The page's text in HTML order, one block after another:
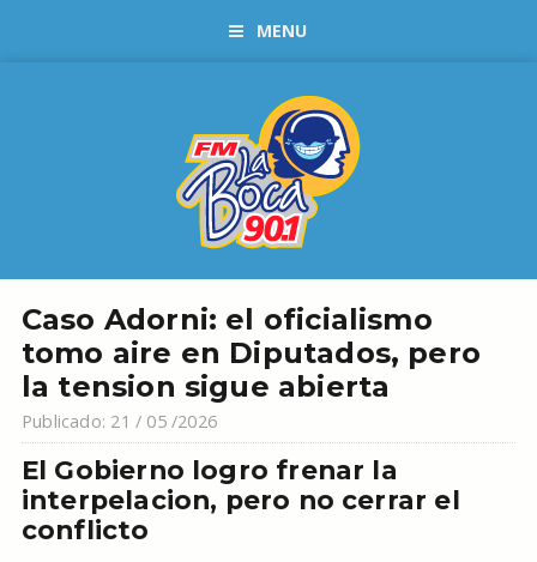
MENU
Caso Adorni: el oficialismo
tomo aire en Diputados, pero
la tension sigue abierta
Publicado: 21 / 05 /2026
El Gobierno logro frenar la
interpelacion, pero no cerrar el
conflicto